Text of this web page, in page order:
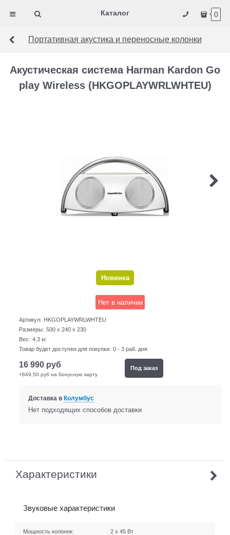
Каталог 0
Портативная акустика и переносные колонки
Акустическая система Harman Kardon Go
play Wireless (HKGOPLAYWRLWHTEU)
Новинка
Нет в наличии
Артикул: HKGOPLAYWRLWHTEU
Размеры: 500 x 240 x 230
Вес: 4,3 кг.
Товар будет доступен для покупки: 0 - 3 раб. дня
16 990 руб
+849,50 руб на бонусную карту
Под заказ
Доставка в Колумбус
Нет подходящих способов доставки
Характеристики
Звуковые характеристики
Мощность колонок:
2 x 45 Вт